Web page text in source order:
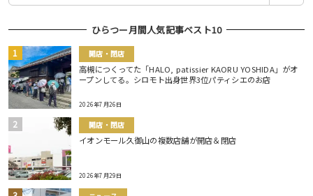
ひらつー月間人気記事ベスト10
開店・閉店
高槻につくってた「HALO, patissier KAORU YOSHIDA」がオ
ープンしてる。シロモト出身世界3位パティシエのお店
2026年7月26日
開店・閉店
イオンモール久御山の複数店舗が開店＆閉店
2026年7月29日